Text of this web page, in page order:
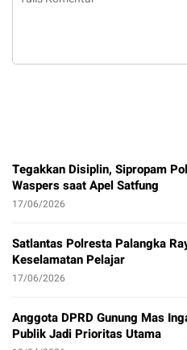
Tegakkan Disiplin, Sipropam
Waspers saat Apel Satfung
17/06/2026
Satlantas Polresta Palangka
Keselamatan Pelajar
17/06/2026
Anggota DPRD Gunung Mas
Publik Jadi Prioritas Utama